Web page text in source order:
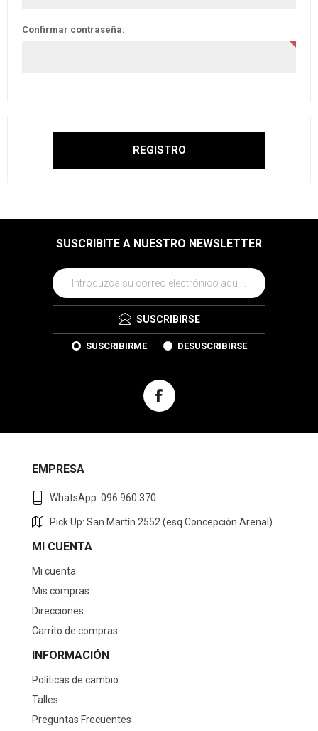
Confirmar contraseña:
SUSCRIBITE A NUESTRO NEWSLETTER
SUSCRIBIRSE
SUSCRIBIRME DESUSCRIBIRSE
EMPRESA
WhatsApp: 096 960 370
Pick Up: San Martín 2552 (esq Concepción Arenal)
MI CUENTA
Mi cuenta
Mis compras
Direcciones
Carrito de compras
INFORMACIÓN
Políticas de cambio
Talles
Preguntas Frecuentes